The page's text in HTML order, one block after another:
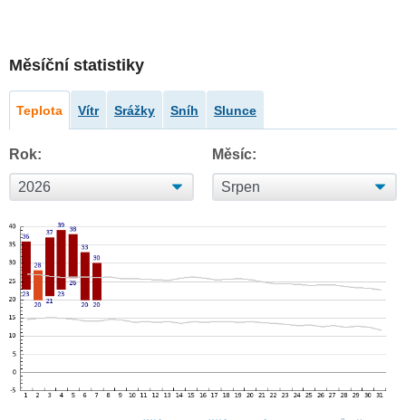
Měsíční statistiky
Teplota Vítr Srážky Sníh Slunce
Rok: Měsíc: